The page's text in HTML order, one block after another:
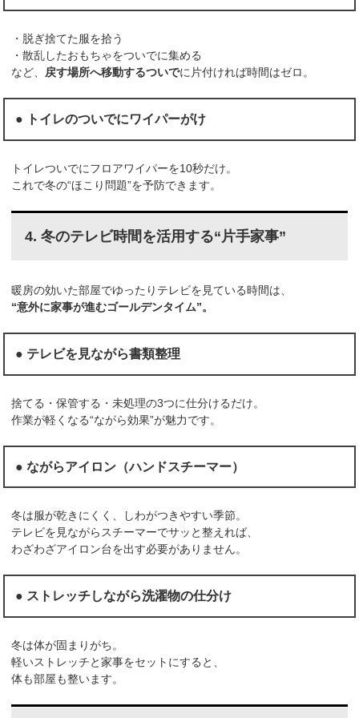
・脱ぎ捨てた服を拾う
・散乱したおもちゃをついでに集める
など、 戻す場所へ移動するついでに片付ければ時間はゼロ。
● トイレのついでにワイパーがけ
トイレついでにフロアワイパーを10秒だけ。
これで冬の“ほこり問題”を予防できます。
4. 冬のテレビ時間を活用する“片手家事”
暖房の効いた部屋でゆったりテレビを見ている時間は、
“意外に家事が進むゴールデンタイム”。
● テレビを見ながら書類整理
捨てる・保管する・未処理の3つに仕分けるだけ。
作業が軽くなる“ながら効果”が魅力です。
● ながらアイロン（ハンドスチーマー）
冬は服が乾きにくく、しわがつきやすい季節。
テレビを見ながらスチーマーでサッと整えれば、
わざわざアイロン台を出す必要がありません。
● ストレッチしながら洗濯物の仕分け
冬は体が固まりがち。
軽いストレッチと家事をセットにすると、
体も部屋も整います。